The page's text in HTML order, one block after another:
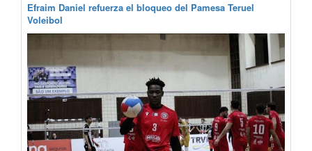
Efraim Daniel refuerza el bloqueo del Pamesa Teruel
Voleibol